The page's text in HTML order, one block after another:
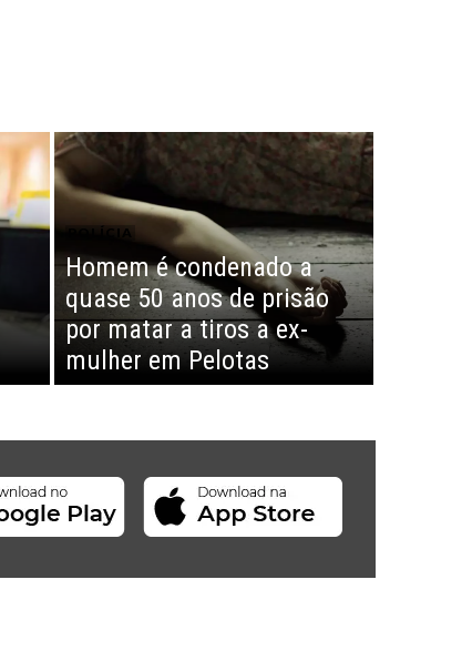
POLÍCIA
Homem é condenado a
quase 50 anos de prisão
por matar a tiros a ex-
mulher em Pelotas